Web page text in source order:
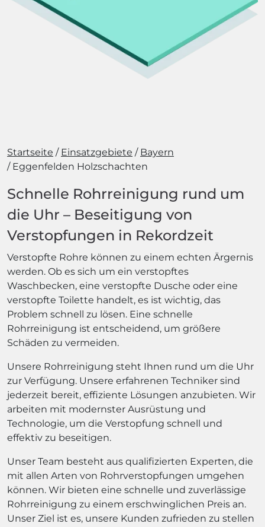
Startseite Einsatzgebiete
Bayern
Eggenfelden Holzschachten
Schnelle Rohrreinigung rund um
die Uhr – Beseitigung von
Verstopfungen in Rekordzeit
Verstopfte Rohre können zu einem echten Ärgernis
werden. Ob es sich um ein verstopftes
Waschbecken, eine verstopfte Dusche oder eine
verstopfte Toilette handelt, es ist wichtig, das
Problem schnell zu lösen. Eine schnelle
Rohrreinigung ist entscheidend, um größere
Schäden zu vermeiden.
Unsere Rohrreinigung steht Ihnen rund um die Uhr
zur Verfügung. Unsere erfahrenen Techniker sind
jederzeit bereit, effiziente Lösungen anzubieten. Wir
arbeiten mit modernster Ausrüstung und
Technologie, um die Verstopfung schnell und
effektiv zu beseitigen.
Unser Team besteht aus qualifizierten Experten, die
mit allen Arten von Rohrverstopfungen umgehen
können. Wir bieten eine schnelle und zuverlässige
Rohrreinigung zu einem erschwinglichen Preis an.
Unser Ziel ist es, unsere Kunden zufrieden zu stellen